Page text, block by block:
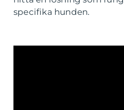
specifika hunden.